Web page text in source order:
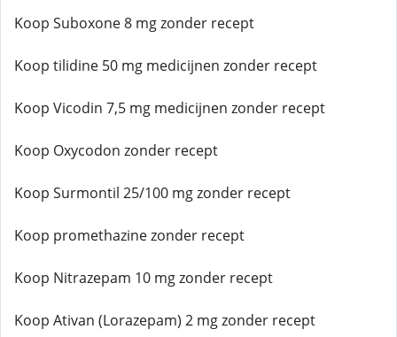
Koop Suboxone 8 mg zonder recept
Koop tilidine 50 mg medicijnen zonder recept
Koop Vicodin 7,5 mg medicijnen zonder recept
Koop Oxycodon zonder recept
Koop Surmontil 25/100 mg zonder recept
Koop promethazine zonder recept
Koop Nitrazepam 10 mg zonder recept
Koop Ativan (Lorazepam) 2 mg zonder recept